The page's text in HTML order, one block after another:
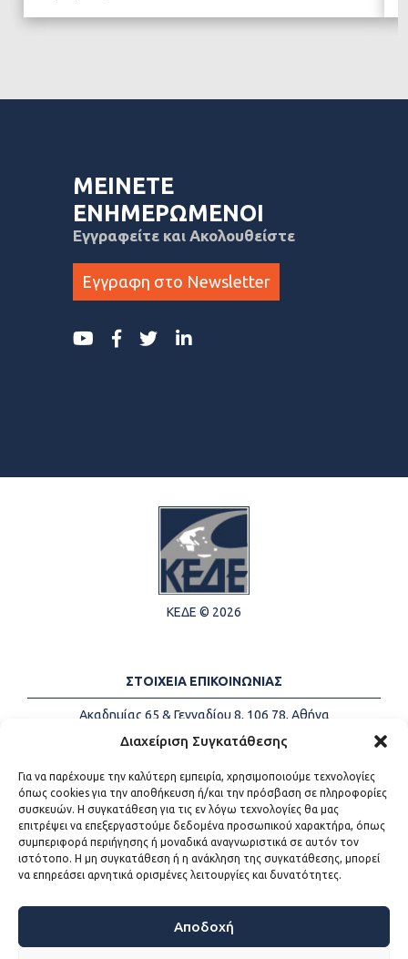
Διαχείριση Συγκατάθεσης
Για να παρέχουμε την καλύτερη εμπειρία, χρησιμοποιούμε τεχνολογίες
όπως cookies για την αποθήκευση ή/και την πρόσβαση σε πληροφορίες
συσκευών. Η συγκατάθεση για τις εν λόγω τεχνολογίες θα μας
επιτρέψει να επεξεργαστούμε δεδομένα προσωπικού χαρακτήρα, όπως
συμπεριφορά περιήγησης ή μοναδικά αναγνωριστικά σε αυτόν τον
ιστότοπο. Η μη συγκατάθεση ή η ανάκληση της συγκατάθεσης, μπορεί
να επηρεάσει αρνητικά ορισμένες λειτουργίες και δυνατότητες.
Αποδοχή
ΜΕΙΝΕΤΕ
ΕΝΗΜΕΡΩΜΕΝΟΙ
Εγγραφείτε και Ακολουθείστε
Εγγραφη στο Newsletter
ΚΕΔΕ © 2026
ΣΤΟΙΧΕΙΑ ΕΠΙΚΟΙΝΩΝΙΑΣ
Ακαδημίας 65 & Γενναδίου 8, 106 78, Αθήνα
Τηλέφωνα:
+30 213-2147500
Email:
info@kede.gr
ΧΡΗΣΙΜΟΙ ΣΥΝΔΕΣΜΟΙ
Η ΚΕΔΕ
Sitemap
Προσβασιμότητα
Όροι χρήσης